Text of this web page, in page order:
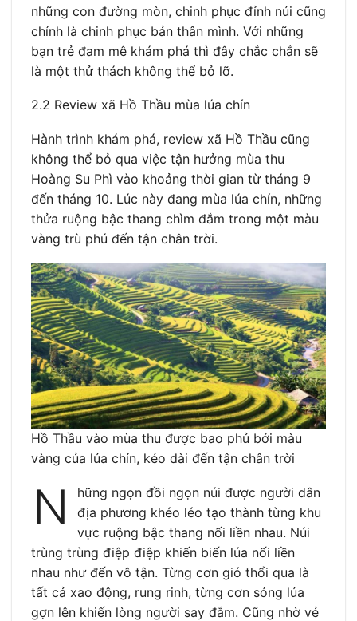
những con đường mòn, chinh phục đỉnh núi cũng
chính là chinh phục bản thân mình. Với những
bạn trẻ đam mê khám phá thì đây chắc chắn sẽ
là một thử thách không thể bỏ lỡ.
2.2 Review xã Hồ Thầu mùa lúa chín
Hành trình khám phá, review xã Hồ Thầu cũng
không thể bỏ qua việc tận hưởng mùa thu
Hoàng Su Phì vào khoảng thời gian từ tháng 9
đến tháng 10. Lúc này đang mùa lúa chín, những
thửa ruộng bậc thang chìm đắm trong một màu
vàng trù phú đến tận chân trời.
Hồ Thầu vào mùa thu được bao phủ bởi màu
vàng của lúa chín, kéo dài đến tận chân trời
N
hững ngọn đồi ngọn núi được người dân
địa phương khéo léo tạo thành từng khu
vực ruộng bậc thang nối liền nhau. Núi
trùng trùng điệp điệp khiến biến lúa nối liền
nhau như đến vô tận. Từng cơn gió thổi qua là
tất cả xao động, rung rinh, từng cơn sóng lúa
gợn lên khiến lòng người say đắm. Cũng nhờ vẻ